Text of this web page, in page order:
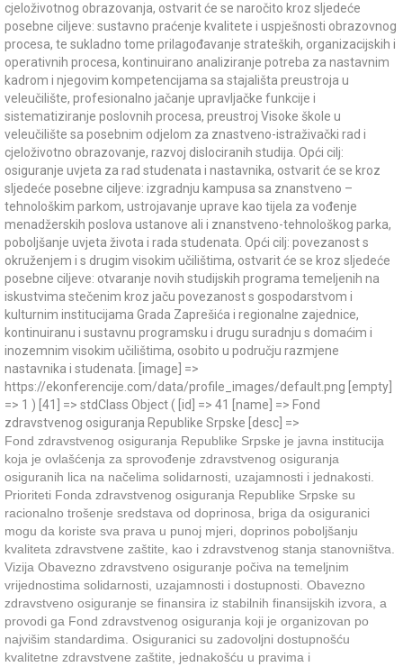
cjeloživotnog obrazovanja, ostvarit će se naročito kroz sljedeće
posebne ciljeve: sustavno praćenje kvalitete i uspješnosti obrazovnog
procesa, te sukladno tome prilagođavanje strateških, organizacijskih i
operativnih procesa, kontinuirano analiziranje potreba za nastavnim
kadrom i njegovim kompetencijama sa stajališta preustroja u
veleučilište, profesionalno jačanje upravljačke funkcije i
sistematiziranje poslovnih procesa, preustroj Visoke škole u
veleučilište sa posebnim odjelom za znastveno-istraživački rad i
cjeloživotno obrazovanje, razvoj dislociranih studija. Opći cilj:
osiguranje uvjeta za rad studenata i nastavnika, ostvarit će se kroz
sljedeće posebne ciljeve: izgradnju kampusa sa znanstveno –
tehnološkim parkom, ustrojavanje uprave kao tijela za vođenje
menadžerskih poslova ustanove ali i znanstveno-tehnološkog parka,
poboljšanje uvjeta života i rada studenata. Opći cilj: povezanost s
okruženjem i s drugim visokim učilištima, ostvarit će se kroz sljedeće
posebne ciljeve: otvaranje novih studijskih programa temeljenih na
iskustvima stečenim kroz jaču povezanost s gospodarstvom i
kulturnim institucijama Grada Zaprešića i regionalne zajednice,
kontinuiranu i sustavnu programsku i drugu suradnju s domaćim i
inozemnim visokim učilištima, osobito u području razmjene
nastavnika i studenata. [image] =>
https://ekonferencije.com/data/profile_images/default.png [empty]
=> 1 ) [41] => stdClass Object ( [id] => 41 [name] => Fond
zdravstvenog osiguranja Republike Srpske [desc] =>
Fond zdravstvenog osiguranja Republike Srpske je javna institucija
koja je ovlašćenja za sprovođenje zdravstvenog osiguranja
osiguranih lica na načelima solidarnosti, uzajamnosti i jednakosti.
Prioriteti Fonda zdravstvenog osiguranja Republike Srpske su
racionalno trošenje sredstava od doprinosa, briga da osiguranici
mogu da koriste sva prava u punoj mjeri, doprinos poboljšanju
kvaliteta zdravstvene zaštite, kao i zdravstvenog stanja stanovništva.
Vizija Obavezno zdravstveno osiguranje počiva na temeljnim
vrijednostima solidarnosti, uzajamnosti i dostupnosti. Obavezno
zdravstveno osiguranje se finansira iz stabilnih finansijskih izvora, a
provodi ga Fond zdravstvenog osiguranja koji je organizovan po
najvišim standardima. Osiguranici su zadovoljni dostupnošću
kvalitetne zdravstvene zaštite, jednakošću u pravima i